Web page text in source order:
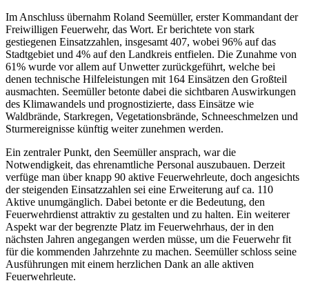
Im Anschluss übernahm Roland Seemüller, erster Kommandant der
Freiwilligen Feuerwehr, das Wort. Er berichtete von stark
gestiegenen Einsatzzahlen, insgesamt 407, wobei 96% auf das
Stadtgebiet und 4% auf den Landkreis entfielen. Die Zunahme von
61% wurde vor allem auf Unwetter zurückgeführt, welche bei
denen technische Hilfeleistungen mit 164 Einsätzen den Großteil
ausmachten. Seemüller betonte dabei die sichtbaren Auswirkungen
des Klimawandels und prognostizierte, dass Einsätze wie
Waldbrände, Starkregen, Vegetationsbrände, Schneeschmelzen und
Sturmereignisse künftig weiter zunehmen werden.
Ein zentraler Punkt, den Seemüller ansprach, war die
Notwendigkeit, das ehrenamtliche Personal auszubauen. Derzeit
verfüge man über knapp 90 aktive Feuerwehrleute, doch angesichts
der steigenden Einsatzzahlen sei eine Erweiterung auf ca. 110
Aktive unumgänglich. Dabei betonte er die Bedeutung, den
Feuerwehrdienst attraktiv zu gestalten und zu halten. Ein weiterer
Aspekt war der begrenzte Platz im Feuerwehrhaus, der in den
nächsten Jahren angegangen werden müsse, um die Feuerwehr fit
für die kommenden Jahrzehnte zu machen. Seemüller schloss seine
Ausführungen mit einem herzlichen Dank an alle aktiven
Feuerwehrleute.